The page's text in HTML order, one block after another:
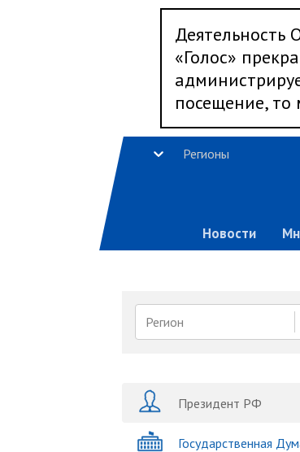
Деятельность
«Голос»
посещение, то
Регионы
Новости
Регион
Президент РФ
Государственная